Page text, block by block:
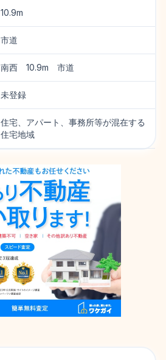
10.9m
市道
南西 10.9m 市道
未登録
住宅、アパート、事務所等が混在する
住宅地域